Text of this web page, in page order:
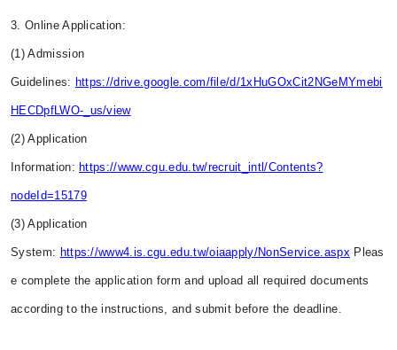
3. Online Application:
(1) Admission
Guidelines: https://drive.google.com/file/d/1xHuGOxCit2NGeMYmebi
HECDpfLWO-_us/view
(2) Application
Information: https://www.cgu.edu.tw/recruit_intl/Contents?
nodeId=15179
(3) Application
System: https://www4.is.cgu.edu.tw/oiaapply/NonService.aspxPleas
e complete the application form and upload all required documents
according to the instructions, and submit before the deadline.